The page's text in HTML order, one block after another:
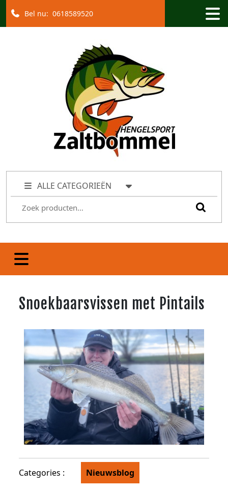
Bel nu: 0618589520
ALLE CATEGORIEËN
Snoekbaarsvissen met Pintails
Categories : Nieuwsblog